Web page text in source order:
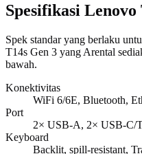
Spesifikasi
Spek standar yang berlaku
T14s Gen 3 yang Arental
bawah.
Konektivitas
WiFi 6/6E, Bluetooth,
Port
2× USB-A, 2× USB-C/
Keyboard
Backlit, spill-resistant,